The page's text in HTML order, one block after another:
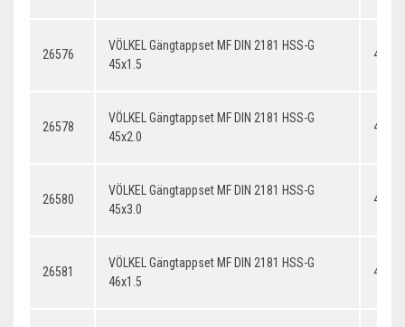
26576
VÖLKEL Gängtappset MF DIN 2181 HSS-G
45x1.5
26578
VÖLKEL Gängtappset MF DIN 2181 HSS-G
45x2.0
26580
VÖLKEL Gängtappset MF DIN 2181 HSS-G
45x3.0
26581
VÖLKEL Gängtappset MF DIN 2181 HSS-G
46x1.5